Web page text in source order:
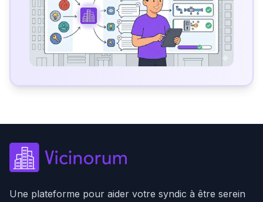
Une plateforme pour aider votre syndic à être serein